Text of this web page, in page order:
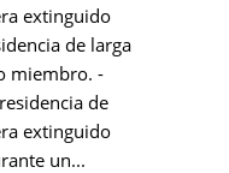
extinguido
de larga
miembro. -
de
extinguido
un...